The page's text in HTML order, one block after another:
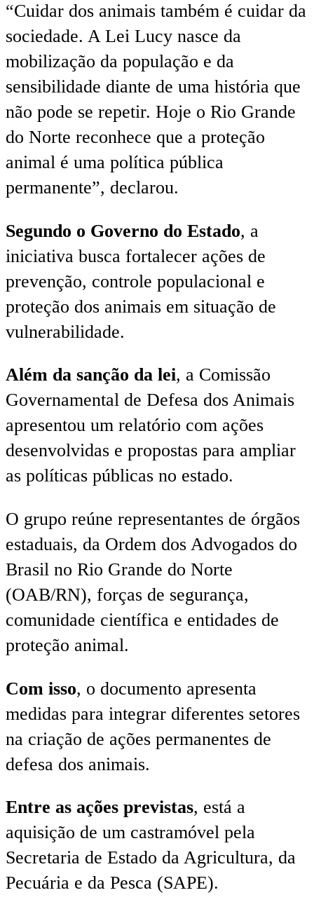
“Cuidar dos animais também é cuidar da
sociedade. A Lei Lucy nasce da
mobilização da população e da
sensibilidade diante de uma história que
não pode se repetir. Hoje o Rio Grande
do Norte reconhece que a proteção
animal é uma política pública
permanente”, declarou.
Segundo o Governo do Estado, a
iniciativa busca fortalecer ações de
prevenção, controle populacional e
proteção dos animais em situação de
vulnerabilidade.
Além da sanção da lei, a Comissão
Governamental de Defesa dos Animais
apresentou um relatório com ações
desenvolvidas e propostas para ampliar
as políticas públicas no estado.
O grupo reúne representantes de órgãos
estaduais, da Ordem dos Advogados do
Brasil no Rio Grande do Norte
(OAB/RN), forças de segurança,
comunidade científica e entidades de
proteção animal.
Com isso, o documento apresenta
medidas para integrar diferentes setores
na criação de ações permanentes de
defesa dos animais.
Entre as ações previstas, está a
aquisição de um castramóvel pela
Secretaria de Estado da Agricultura, da
Pecuária e da Pesca (SAPE).